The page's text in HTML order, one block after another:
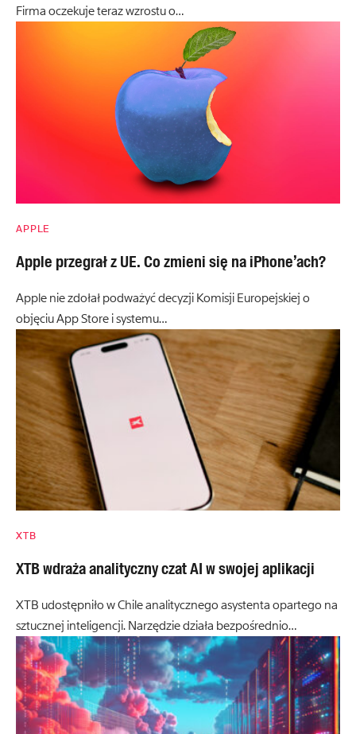
Firma oczekuje teraz wzrostu o…
APPLE
Apple przegrał z UE. Co zmieni się na iPhone’ach?
Apple nie zdołał podważyć decyzji Komisji Europejskiej o
objęciu App Store i systemu…
XTB
XTB wdraża analityczny czat AI w swojej aplikacji
XTB udostępniło w Chile analitycznego asystenta opartego na
sztucznej inteligencji. Narzędzie działa bezpośrednio…